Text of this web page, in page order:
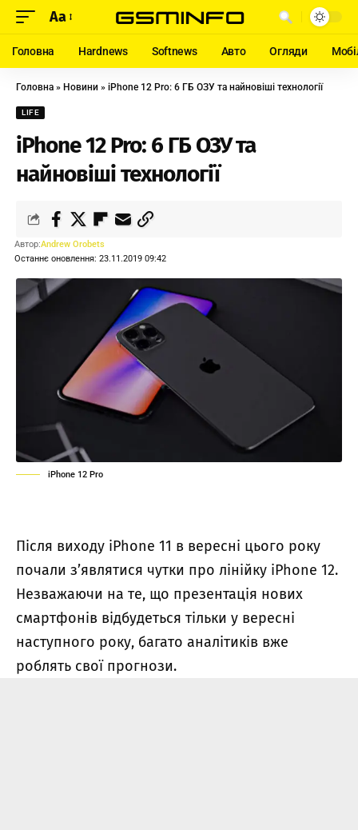
Aa
Головна Hardnews Softnews Авто Огляди
Головна » Новини » iPhone 12 Pro: 6 ГБ ОЗУ та найновіші технології
LIFE
iPhone 12 Pro: 6 ГБ ОЗУ та
найновіші технології
Останнє оновлення: 23.11.2019 09:42
Автор:Andrew Orobets
iPhone 12 Pro
Після виходу iPhone 11 в вересні цього року
почали з’являтися чутки про лінійку iPhone 12.
Незважаючи на те, що презентація нових
смартфонів відбудеться тільки у вересні
наступного року, багато аналітиків вже
роблять свої прогнози.